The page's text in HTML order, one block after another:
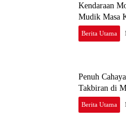
Kendaraan
Mudik Masa
Berita Utama
Penuh
Takbiran di
Berita Utama